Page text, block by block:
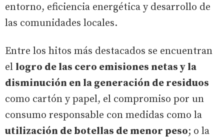
entorno, eficiencia energética y desarrollo de
las comunidades locales.
Entre los hitos más destacados se encuentran
el logro de las cero emisiones netas y la
disminución en la generación de residuos
como cartón y papel, el compromiso por un
consumo responsable con medidas como la
utilización de botellas de menor peso; o la